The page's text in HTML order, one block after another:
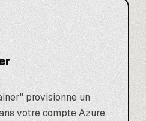
provisionne un
votre compte Azure